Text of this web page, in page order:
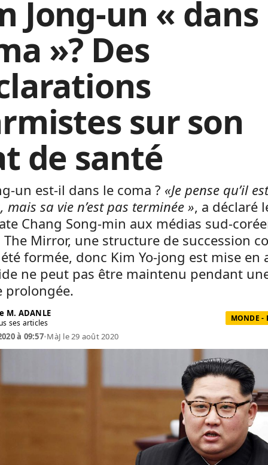
Jong-un «
»? Des
sur son
de santé
un est-il dans le coma ? «Je pense qu’il
mais sa vie n’est pas terminée », a déclaré
Chang Song-min aux médias sud-
The Mirror, une structure de succession
été formée, donc Kim Yo-jong est mise en
ne peut pas être maintenu pendant
prolongée.
M. ADANLE
ses articles MONDE -
à 09:57•MàJ le 29 août 2020